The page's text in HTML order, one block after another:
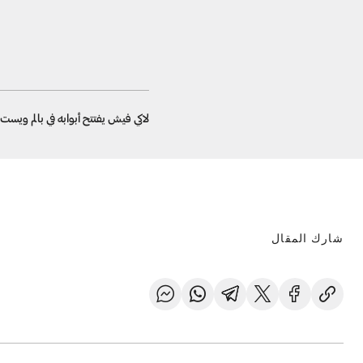
لاكي فيش يفتتح أبوابه في بالم
شارك المقال